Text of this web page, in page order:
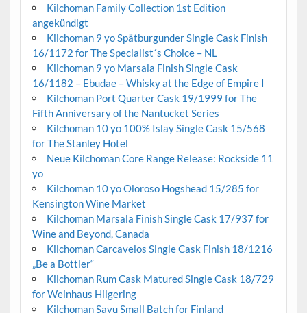
Kilchoman Family Collection 1st Edition
angekündigt
Kilchoman 9 yo Spätburgunder Single Cask Finish
16/1172 for The Specialist´s Choice – NL
Kilchoman 9 yo Marsala Finish Single Cask
16/1182 – Ebudae – Whisky at the Edge of Empire I
Kilchoman Port Quarter Cask 19/1999 for The
Fifth Anniversary of the Nantucket Series
Kilchoman 10 yo 100% Islay Single Cask 15/568
for The Stanley Hotel
Neue Kilchoman Core Range Release: Rockside 11
yo
Kilchoman 10 yo Oloroso Hogshead 15/285 for
Kensington Wine Market
Kilchoman Marsala Finish Single Cask 17/937 for
Wine and Beyond, Canada
Kilchoman Carcavelos Single Cask Finish 18/1216
„Be a Bottler“
Kilchoman Rum Cask Matured Single Cask 18/729
for Weinhaus Hilgering
Kilchoman Savu Small Batch for Finland